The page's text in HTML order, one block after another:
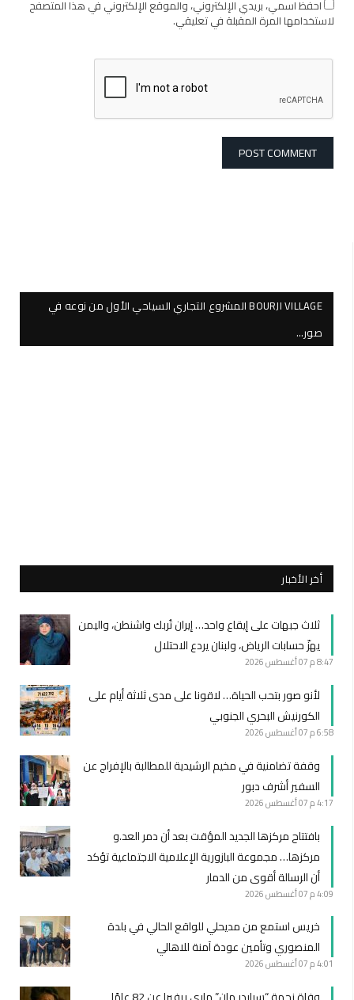
احفظ اسمي، بريدي الإلكتروني، والموقع الإلكتروني في هذا المتصفح
لاستخدامها المرة المقبلة في تعليقي.
BOURJI VILLAGE المشروع التجاري السياحي الأول من نوعه في
صور…
أخر الأخبار
ثلاث جبهات على إيقاع واحد… إيران تُربك واشنطن، واليمن
يهزّ حسابات الرياض، ولبنان يردع الاحتلال
8:47 م 07 أغسطس 2026
لأنو صور بتحب الحياة… لاقونا على مدى ثلاثة أيام على
الكورنيش البحري الجنوبي
6:58 م 07 أغسطس 2026
وقفة تضامنية في مخيم الرشيدية للمطالبة بالإفراج عن
السفير أشرف دبور
4:17 م 07 أغسطس 2026
بافتتاح مركزها الجديد المؤقت بعد أن دمر العد.و
مركزها… مجموعة البازورية الإعلامية الاجتماعية تؤكد
أن الرسالة أقوى من الدمار
4:09 م 07 أغسطس 2026
خريس استمع من مديحلي للواقع الحالي في بلدة
المنصوري وتأمين عودة آمنة للاهالي
4:01 م 07 أغسطس 2026